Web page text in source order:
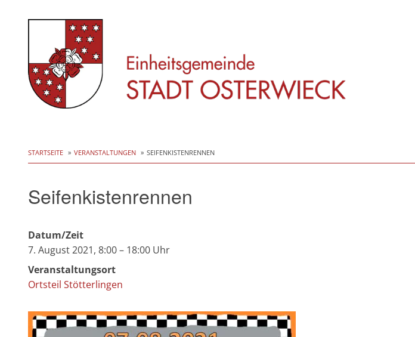
content
STARTSEITE VERANSTALTUNGEN SEIFENKISTENRENNEN
Seifenkistenrennen
Datum/Zeit
7. August 2021, 8:00 – 18:00 Uhr
Veranstaltungsort
Ortsteil Stötterlingen